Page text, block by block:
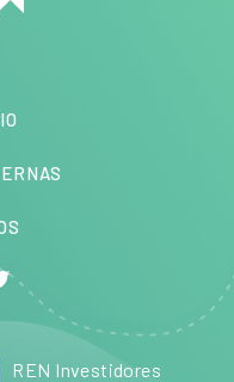
REN Investidores